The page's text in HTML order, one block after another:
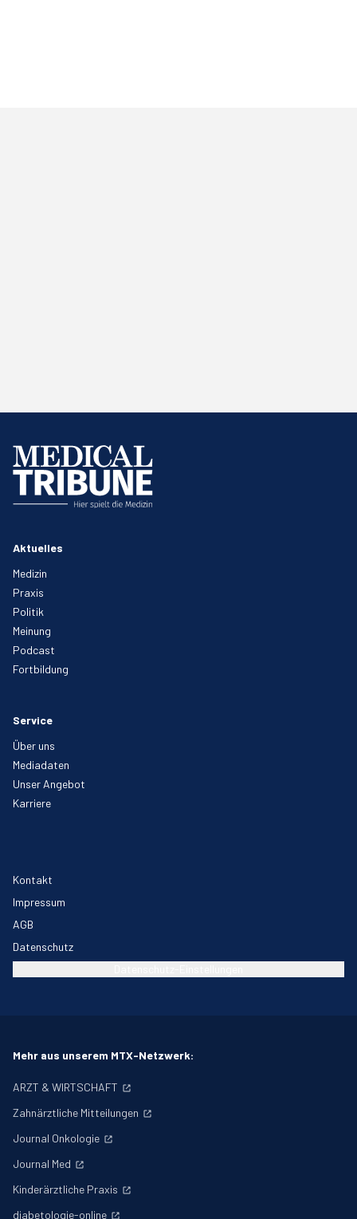
Aktuelles
Medizin
Praxis
Politik
Meinung
Podcast
Fortbildung
Service
Über uns
Mediadaten
Unser Angebot
Karriere
Kontakt
Impressum
AGB
Datenschutz
Mehr aus unserem MTX-Netzwerk:
ARZT & WIRTSCHAFT
Zahnärztliche Mitteilungen
Journal Onkologie
Journal Med
Kinderärztliche Praxis
diabetologie-online